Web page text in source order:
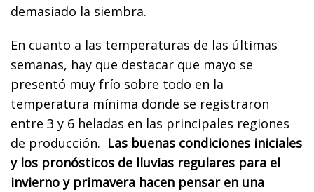
demasiado la siembra.
En cuanto a las temperaturas de las últimas
semanas, hay que destacar que mayo se
presentó muy frío sobre todo en la
temperatura mínima donde se registraron
entre 3 y 6 heladas en las principales regiones
de producción. Las buenas condiciones iniciales
y los pronósticos de lluvias regulares para el
invierno y primavera hacen pensar en una